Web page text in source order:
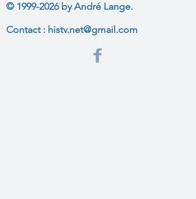
© 1999-2026by André Lange.
Contact : histv.net@gmail.com